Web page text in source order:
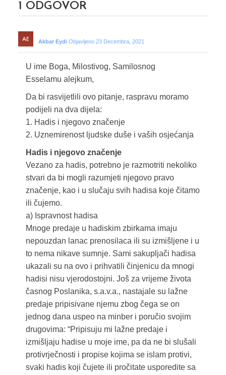
1 ODGOVOR
Akbar Eydi Objavljeno 23 Decembra, 2021
U ime Boga, Milostivog, Samilosnog
Esselamu alejkum,
Da bi rasvijetlili ovo pitanje, raspravu moramo
podijeli na dva dijela:
1. Hadis i njegovo značenje
2. Uznemirenost ljudske duše i vaših osjećanja
Hadis i njegovo značenje
Vezano za hadis, potrebno je razmotriti nekoliko
stvari da bi mogli razumjeti njegovo pravo
značenje, kao i u slučaju svih hadisa koje čitamo
ili čujemo.
a) Ispravnost hadisa
Mnoge predaje u hadiskim zbirkama imaju
nepouzdan lanac prenosilaca ili su izmišljene i u
to nema nikave sumnje. Sami sakupljači hadisa
ukazali su na ovo i prihvatili činjenicu da mnogi
hadisi nisu vjerodostojni. Još za vrijeme života
časnog Poslanika, s.a.v.a., nastajale su lažne
predaje pripisivane njemu zbog čega se on
jednog dana uspeo na minber i poručio svojim
drugovima: “Pripisuju mi lažne predaje i
izmišljaju hadise u moje ime, pa da ne bi slušali
protivrječnosti i propise kojima se islam protivi,
svaki hadis koji čujete ili pročitate usporedite sa